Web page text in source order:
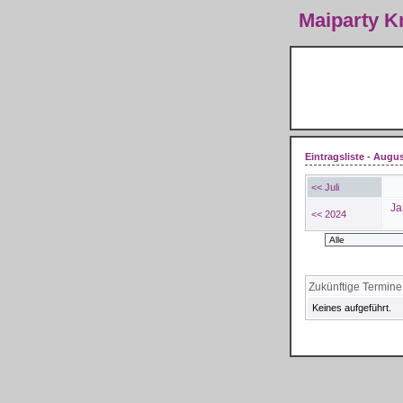
Maiparty
Eintragsliste -
<< Juli
<< 2024
Zukünftige Termine
Keines aufgeführt.